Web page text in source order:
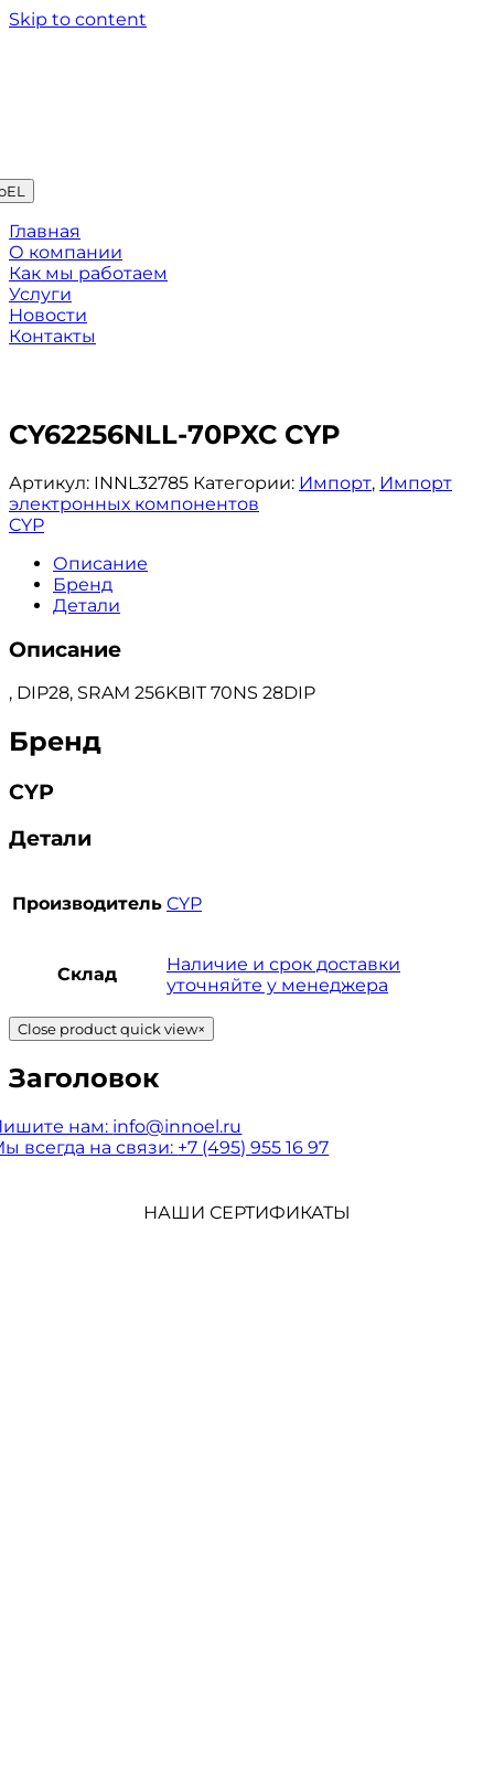
Skip to content
Главная
О компании
Как мы работаем
Услуги
Новости
Контакты
CY62256NLL-70PXC CYP
Артикул: INNL32785 Категории: Импорт, Импорт
электронных компонентов
CYP
Описание
Бренд
Детали
Описание
, DIP28, SRAM 256KBIT 70NS 28DIP
Бренд
CYP
Детали
Производитель CYP
Склад
Наличие и срок доставки
уточняйте у менеджера
Close product quick view×
Заголовок
нам: info@innoel.ru
всегда на связи: +7 (495) 955 16 97
НАШИ СЕРТИФИКАТЫ